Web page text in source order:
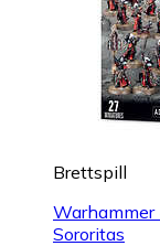
Brettspill
Sororitas